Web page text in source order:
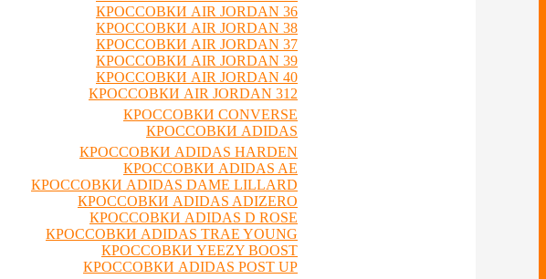
КРОССОВКИ AIR JORDAN 36
КРОССОВКИ AIR JORDAN 38
КРОССОВКИ AIR JORDAN 37
КРОССОВКИ AIR JORDAN 39
КРОССОВКИ AIR JORDAN 40
КРОССОВКИ AIR JORDAN 312
КРОССОВКИ CONVERSE
КРОССОВКИ ADIDAS
КРОССОВКИ ADIDAS HARDEN
КРОССОВКИ ADIDAS AE
КРОССОВКИ ADIDAS DAME LILLARD
КРОССОВКИ ADIDAS ADIZERO
КРОССОВКИ ADIDAS D ROSE
КРОССОВКИ ADIDAS TRAE YOUNG
КРОССОВКИ YEEZY BOOST
КРОССОВКИ ADIDAS POST UP